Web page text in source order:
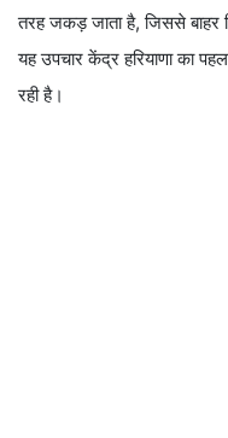
तरह जकड़ जाता है, जिससे बाहर
यह उपचार केंद्र हरियाणा का
रही है।